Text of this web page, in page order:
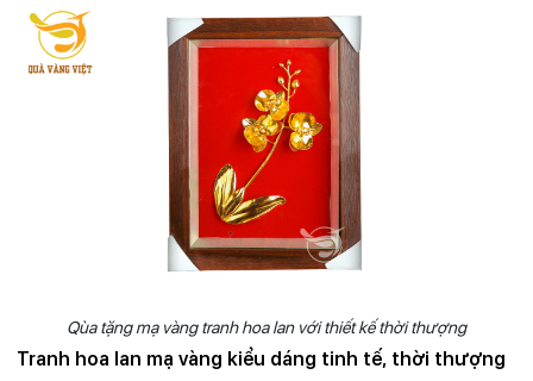
Qùa tặng mạ vàng tranh hoa lan với thiết kế thời thượng
Tranh hoa lan mạ vàng kiểu dáng tinh tế, thời thượng